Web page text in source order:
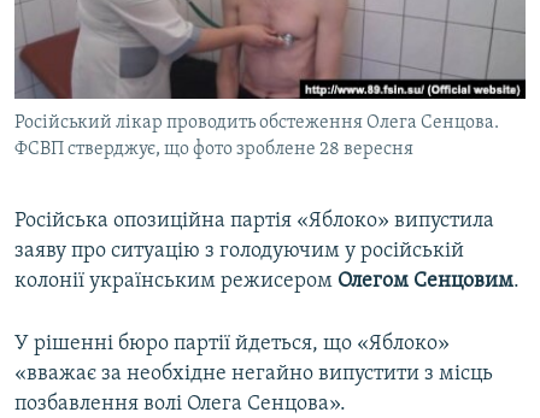
СВІДЧЕННЯ ОКУПАЦІЇ
УКРАЇНСЬКА ПРОБЛЕМА КРИМУ
ІНФОГРАФІКА
Русский
Qırımtatar
ДОЛУЧАЙСЯ!
Усі сайти RFE/RL
Російський лікар проводить обстеження Олега Сенцова.
ФСВП стверджує, що фото зроблене 28 вересня
Російська опозиційна партія «Яблоко» випустила
заяву про ситуацію з голодуючим у російській
колонії українським режисером Олегом Сенцовим.
У рішенні бюро партії йдеться, що «Яблоко»
«вважає за необхідне негайно випустити з місць
позбавлення волі Олега Сенцова».